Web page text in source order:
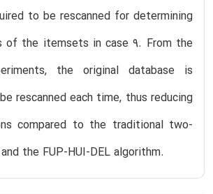
to be rescanned for determining
of the itemsets in case 9. From the
the original database is
rescanned each time, thus reducing
compared to the traditional two-
the FUP-HUI-DEL algorithm.